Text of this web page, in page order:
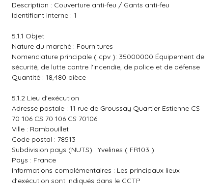
Description : Couverture anti-feu / Gants anti-feu
Identifiant interne : 1
5.1.1 Objet
Nature du marché : Fournitures
Nomenclature principale ( cpv ): 35000000 Équipement de
sécurité, de lutte contre l'incendie, de police et de défense
Quantité : 18,480 pièce
5.1.2 Lieu d'exécution
Adresse postale : 11 rue de Groussay Quartier Estienne CS
70 106 CS 70 106 CS 70106
Ville : Rambouillet
Code postal : 78513
Subdivision pays (NUTS) : Yvelines ( FR103 )
Pays : France
Informations complémentaires : Les principaux lieux
d'exécution sont indiqués dans le CCTP